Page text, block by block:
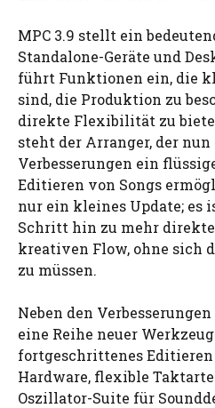
MPC 3.9 stellt ein
Standalone-Geräte und
führt Funktionen ein, die
sind, die Produktion zu
direkte Flexibilität zu
steht der Arranger, der
Verbesserungen ein
Editieren von Songs
nur ein kleines Update; es
Schritt hin zu mehr
kreativen Flow, ohne sich
zu müssen.
Neben den
eine Reihe neuer
fortgeschrittenes
Hardware, flexible
Oszillator-Suite für